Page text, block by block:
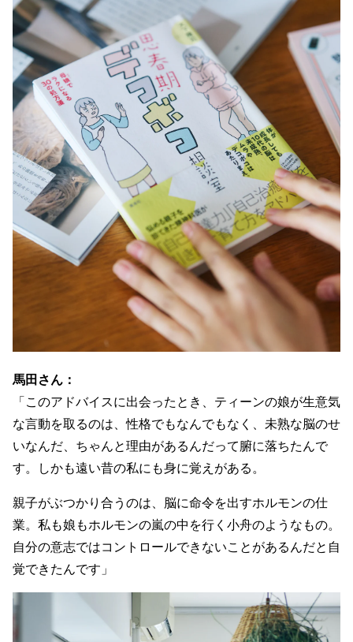
馬田さん：
「このアドバイスに出会ったとき、ティーンの娘が生意気
な言動を取るのは、性格でもなんでもなく、未熟な脳のせ
いなんだ、ちゃんと理由があるんだって腑に落ちたんで
す。しかも遠い昔の私にも身に覚えがある。
親子がぶつかり合うのは、脳に命令を出すホルモンの仕
業。私も娘もホルモンの嵐の中を行く小舟のようなもの。
自分の意志ではコントロールできないことがあるんだと自
覚できたんです」